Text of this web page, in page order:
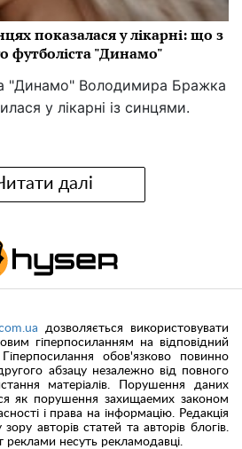
показалася у лікарні: що з
футболіста "Динамо"
"Динамо" Володимира Бражка
у лікарні із синцями.
далі
дозволяється використовувати
гіперпосиланням на відповідний
обов'язково повинно
абзацу незалежно від повного
матеріалів. Порушення даних
як порушення захищаемих законом
і права на інформацію. Редакція
авторів статей та авторів блогів.
реклами несуть рекламодавці.